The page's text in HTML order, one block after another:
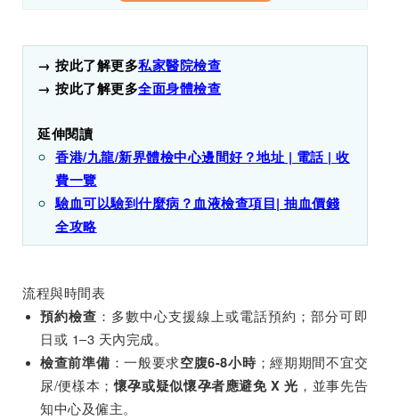
→ 按此了解更多私家醫院檢查
→ 按此了解更多全面身體檢查
延伸閱讀
香港/九龍/新界體檢中心邊間好？地址 | 電話 | 收
費一覽
驗血可以驗到什麼病？血液檢查項目| 抽血價錢
全攻略
流程與時間表
預約檢查 ：多數中心支援線上或電話預約；部分可即
日或 1–3 天內完成。
檢查前準備 ：一般要求空腹6-8小時 ；經期期間不宜交
尿/便樣本；懷孕或疑似懷孕者應避免X光 ，並事先告
知中心及僱主。